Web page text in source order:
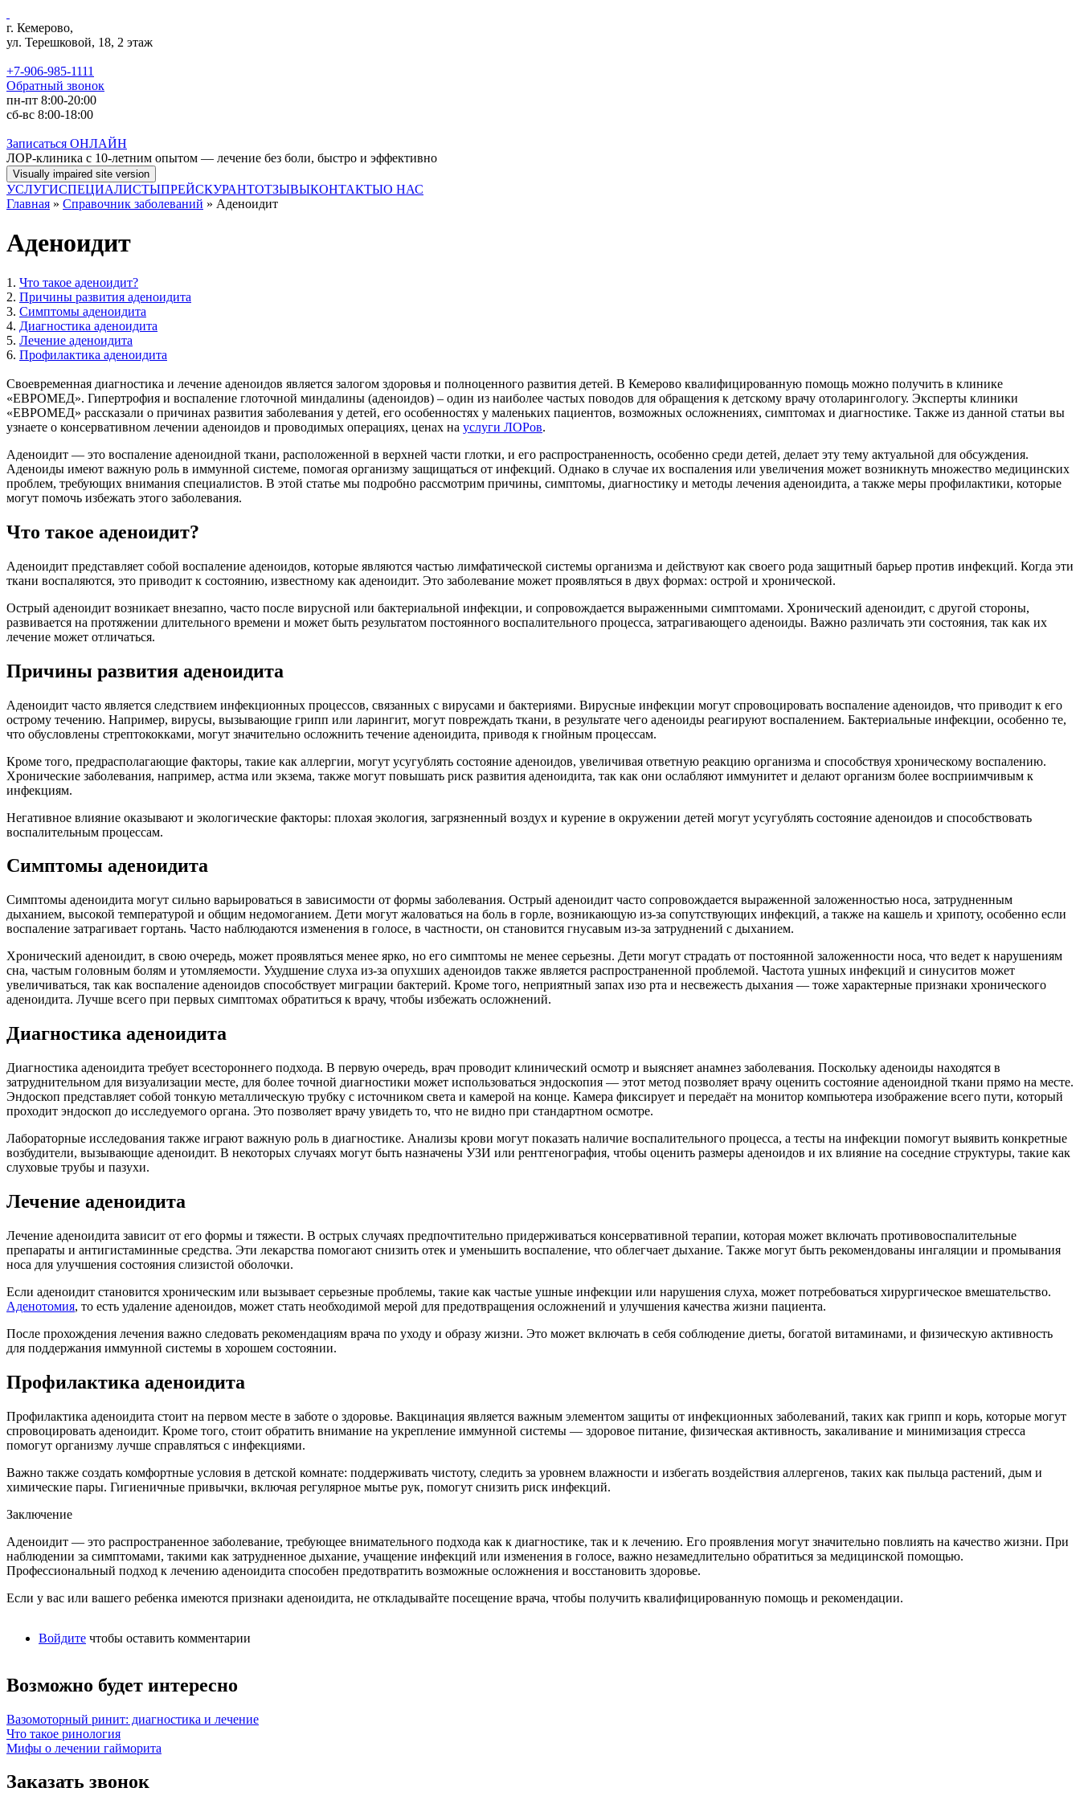
г. Кемерово,
ул. Терешковой, 18, 2 этаж
+7-906-985-1111
Обратный звонок
пн-пт 8:00-20:00
сб-вс 8:00-18:00
Записаться ОНЛАЙН
ЛОР-клиника с 10-летним опытом — лечение без боли, быстро и эффективно
УСЛУГИСПЕЦИАЛИСТЫПРЕЙСКУРАНТОТЗЫВЫКОНТАКТЫО НАС
Главная » Справочник заболеваний » Аденоидит
Аденоидит
1. Что такое аденоидит?
2. Причины развития аденоидита
3. Симптомы аденоидита
4. Диагностика аденоидита
5. Лечение аденоидита
6. Профилактика аденоидита
Своевременная диагностика и лечение аденоидов является залогом здоровья и полноценного развития детей. В Кемерово квалифицированную помощь можно получить в клинике
«ЕВРОМЕД». Гипертрофия и воспаление глоточной миндалины (аденоидов) – один из наиболее частых поводов для обращения к детскому врачу отоларингологу. Эксперты клиники
«ЕВРОМЕД» рассказали о причинах развития заболевания у детей, его особенностях у маленьких пациентов, возможных осложнениях, симптомах и диагностике. Также из данной статьи вы
узнаете о консервативном лечении аденоидов и проводимых операциях, ценах на услуги ЛОРов.
Аденоидит — это воспаление аденоидной ткани, расположенной в верхней части глотки, и его распространенность, особенно среди детей, делает эту тему актуальной для обсуждения.
Аденоиды имеют важную роль в иммунной системе, помогая организму защищаться от инфекций. Однако в случае их воспаления или увеличения может возникнуть множество медицинских
проблем, требующих внимания специалистов. В этой статье мы подробно рассмотрим причины, симптомы, диагностику и методы лечения аденоидита, а также меры профилактики, которые
могут помочь избежать этого заболевания.
Что такое аденоидит?
Аденоидит представляет собой воспаление аденоидов, которые являются частью лимфатической системы организма и действуют как своего рода защитный барьер против инфекций. Когда эти
ткани воспаляются, это приводит к состоянию, известному как аденоидит. Это заболевание может проявляться в двух формах: острой и хронической.
Острый аденоидит возникает внезапно, часто после вирусной или бактериальной инфекции, и сопровождается выраженными симптомами. Хронический аденоидит, с другой стороны,
развивается на протяжении длительного времени и может быть результатом постоянного воспалительного процесса, затрагивающего аденоиды. Важно различать эти состояния, так как их
лечение может отличаться.
Причины развития аденоидита
Аденоидит часто является следствием инфекционных процессов, связанных с вирусами и бактериями. Вирусные инфекции могут спровоцировать воспаление аденоидов, что приводит к его
острому течению. Например, вирусы, вызывающие грипп или ларингит, могут повреждать ткани, в результате чего аденоиды реагируют воспалением. Бактериальные инфекции, особенно те,
что обусловлены стрептококками, могут значительно осложнить течение аденоидита, приводя к гнойным процессам.
Кроме того, предрасполагающие факторы, такие как аллергии, могут усугублять состояние аденоидов, увеличивая ответную реакцию организма и способствуя хроническому воспалению.
Хронические заболевания, например, астма или экзема, также могут повышать риск развития аденоидита, так как они ослабляют иммунитет и делают организм более восприимчивым к
инфекциям.
Негативное влияние оказывают и экологические факторы: плохая экология, загрязненный воздух и курение в окружении детей могут усугублять состояние аденоидов и способствовать
воспалительным процессам.
Симптомы аденоидита
Симптомы аденоидита могут сильно варьироваться в зависимости от формы заболевания. Острый аденоидит часто сопровождается выраженной заложенностью носа, затрудненным
дыханием, высокой температурой и общим недомоганием. Дети могут жаловаться на боль в горле, возникающую из-за сопутствующих инфекций, а также на кашель и хрипоту, особенно если
воспаление затрагивает гортань. Часто наблюдаются изменения в голосе, в частности, он становится гнусавым из-за затруднений с дыханием.
Хронический аденоидит, в свою очередь, может проявляться менее ярко, но его симптомы не менее серьезны. Дети могут страдать от постоянной заложенности носа, что ведет к нарушениям
сна, частым головным болям и утомляемости. Ухудшение слуха из-за опухших аденоидов также является распространенной проблемой. Частота ушных инфекций и синуситов может
увеличиваться, так как воспаление аденоидов способствует миграции бактерий. Кроме того, неприятный запах изо рта и несвежесть дыхания — тоже характерные признаки хронического
аденоидита. Лучше всего при первых симптомах обратиться к врачу, чтобы избежать осложнений.
Диагностика аденоидита
Диагностика аденоидита требует всестороннего подхода. В первую очередь, врач проводит клинический осмотр и выясняет анамнез заболевания. Поскольку аденоиды находятся в
затруднительном для визуализации месте, для более точной диагностики может использоваться эндоскопия — этот метод позволяет врачу оценить состояние аденоидной ткани прямо на месте.
Эндоскоп представляет собой тонкую металлическую трубку с источником света и камерой на конце. Камера фиксирует и передаёт на монитор компьютера изображение всего пути, который
проходит эндоскоп до исследуемого органа. Это позволяет врачу увидеть то, что не видно при стандартном осмотре.
Лабораторные исследования также играют важную роль в диагностике. Анализы крови могут показать наличие воспалительного процесса, а тесты на инфекции помогут выявить конкретные
возбудители, вызывающие аденоидит. В некоторых случаях могут быть назначены УЗИ или рентгенография, чтобы оценить размеры аденоидов и их влияние на соседние структуры, такие как
слуховые трубы и пазухи.
Лечение аденоидита
Лечение аденоидита зависит от его формы и тяжести. В острых случаях предпочтительно придерживаться консервативной терапии, которая может включать противовоспалительные
препараты и антигистаминные средства. Эти лекарства помогают снизить отек и уменьшить воспаление, что облегчает дыхание. Также могут быть рекомендованы ингаляции и промывания
носа для улучшения состояния слизистой оболочки.
Если аденоидит становится хроническим или вызывает серьезные проблемы, такие как частые ушные инфекции или нарушения слуха, может потребоваться хирургическое вмешательство.
Аденотомия, то есть удаление аденоидов, может стать необходимой мерой для предотвращения осложнений и улучшения качества жизни пациента.
После прохождения лечения важно следовать рекомендациям врача по уходу и образу жизни. Это может включать в себя соблюдение диеты, богатой витаминами, и физическую активность
для поддержания иммунной системы в хорошем состоянии.
Профилактика аденоидита
Профилактика аденоидита стоит на первом месте в заботе о здоровье. Вакцинация является важным элементом защиты от инфекционных заболеваний, таких как грипп и корь, которые могут
спровоцировать аденоидит. Кроме того, стоит обратить внимание на укрепление иммунной системы — здоровое питание, физическая активность, закаливание и минимизация стресса
помогут организму лучше справляться с инфекциями.
Важно также создать комфортные условия в детской комнате: поддерживать чистоту, следить за уровнем влажности и избегать воздействия аллергенов, таких как пыльца растений, дым и
химические пары. Гигиеничные привычки, включая регулярное мытье рук, помогут снизить риск инфекций.
Заключение
Аденоидит — это распространенное заболевание, требующее внимательного подхода как к диагностике, так и к лечению. Его проявления могут значительно повлиять на качество жизни. При
наблюдении за симптомами, такими как затрудненное дыхание, учащение инфекций или изменения в голосе, важно незамедлительно обратиться за медицинской помощью.
Профессиональный подход к лечению аденоидита способен предотвратить возможные осложнения и восстановить здоровье.
Если у вас или вашего ребенка имеются признаки аденоидита, не откладывайте посещение врача, чтобы получить квалифицированную помощь и рекомендации.
Войдите чтобы оставить комментарии
Возможно будет интересно
Вазомоторный ринит: диагностика и лечение
Что такое ринология
Мифы о лечении гайморита
Заказать звонок